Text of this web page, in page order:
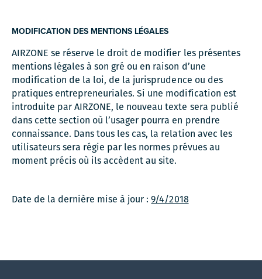
MODIFICATION DES MENTIONS LÉGALES
AIRZONE se réserve le droit de modifier les présentes
mentions légales à son gré ou en raison d’une
modification de la loi, de la jurisprudence ou des
pratiques entrepreneuriales. Si une modification est
introduite par AIRZONE, le nouveau texte sera publié
dans cette section où l’usager pourra en prendre
connaissance. Dans tous les cas, la relation avec les
utilisateurs sera régie par les normes prévues au
moment précis où ils accèdent au site.
Date de la dernière mise à jour :9/4/2018